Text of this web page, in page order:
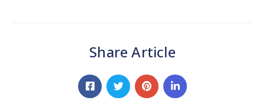
Share Article